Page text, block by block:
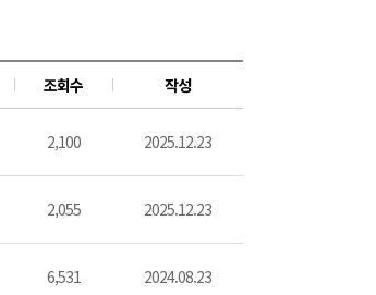
조회수 작성
2,100 2025.12.23
2,055 2025.12.23
6,531 2024.08.23